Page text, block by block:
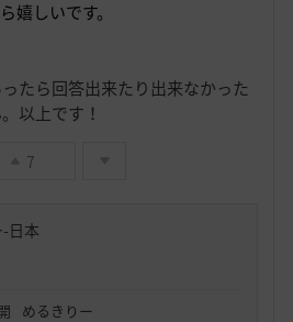
嬉しいです。
たら回答出来たり出来なかった
以上です！
7
日本
めるきりー